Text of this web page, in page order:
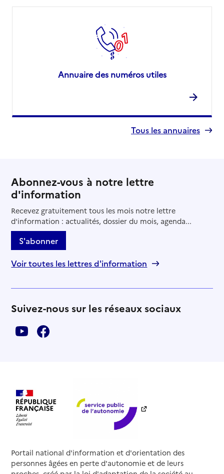
Annuaire des numéros utiles
Tous les annuaires
Abonnez-vous à notre lettre
d'information
Recevez gratuitement tous les mois notre lettre
d'information : actualités, dossier du mois, agenda...
S'abonner
Voir toutes les lettres d'information
Suivez-nous sur les réseaux sociaux
Portail national d'information et d'orientation des
personnes âgées en perte d'autonomie et de leurs